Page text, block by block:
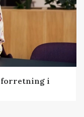
forretning i